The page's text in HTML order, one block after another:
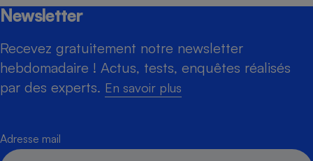
Newsletter
Recevez gratuitement notre newsletter
hebdomadaire ! Actus, tests, enquêtes réalisés
par des experts. En savoir plus
Adresse mail